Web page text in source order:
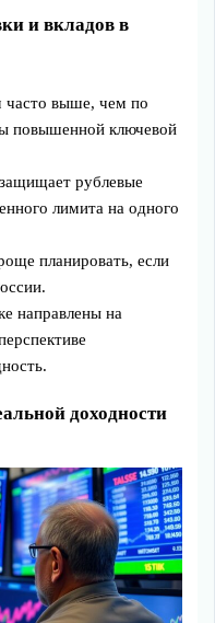
и вкладов в
часто выше, чем по
повышенной ключевой
рублевые
лимита на одного
планировать, если
направлены на
доходности